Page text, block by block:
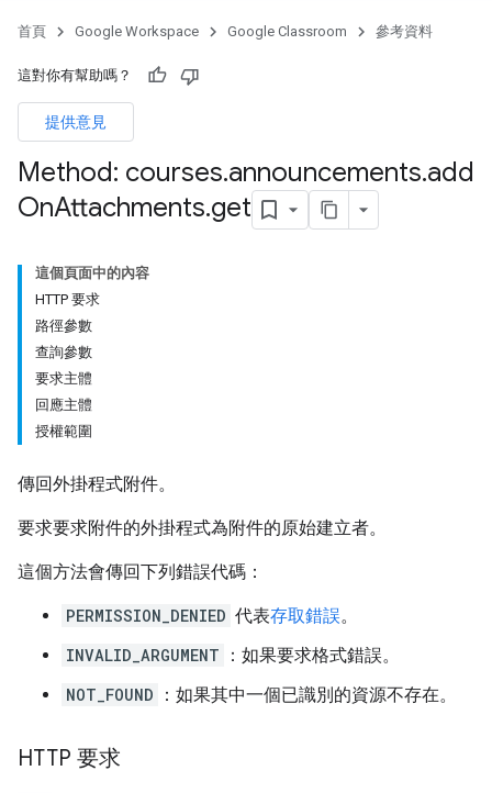
首頁 Google Workspace Google Classroom 參考資料
這對你有幫助嗎？
提供意見
Method: courses.announcements.add
OnAttachments.get
這個頁面中的內容
HTTP 要求
路徑參數
查詢參數
要求主體
回應主體
授權範圍
傳回外掛程式附件。
要求要求附件的外掛程式為附件的原始建立者。
這個方法會傳回下列錯誤代碼：
PERMISSION_DENIED 代表存取錯誤。
INVALID_ARGUMENT
：如果要求格式錯誤。
NOT_FOUND
：如果其中一個已識別的資源不存在。
HTTP 要求